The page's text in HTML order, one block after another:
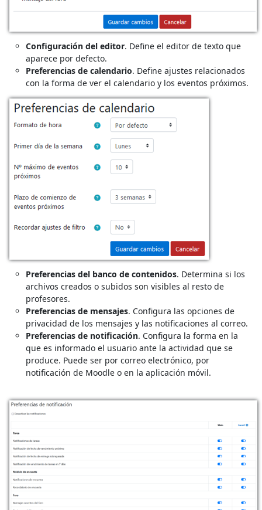
Configuración del editor. Define el editor de texto que
aparece por defecto.
Preferencias de calendario. Define ajustes relacionados
con la forma de ver el calendario y los eventos próximos.
Preferencias del banco de contenidos. Determina si los
archivos creados o subidos son visibles al resto de
profesores.
Preferencias de mensajes. Configura las opciones de
privacidad de los mensajes y las notificaciones al correo.
Preferencias de notificación. Configura la forma en la
que es informado el usuario ante la actividad que se
produce. Puede ser por correo electrónico, por
notificación de Moodle o en la aplicación móvil.